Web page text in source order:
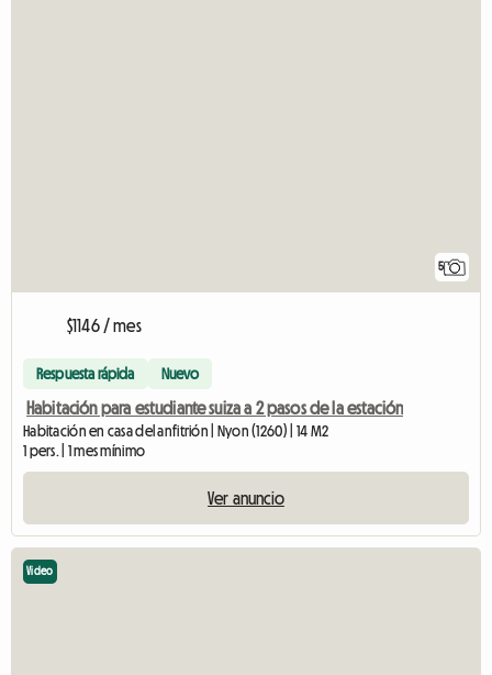
5
$1146 / mes
Respuesta rápida Nuevo
Habitación para estudiante suiza a 2 pasos de la estación
Habitación en casa del anfitrión | Nyon (1260) | 14 M2
1 pers. | 1 mes mínimo
Ver anuncio
Video